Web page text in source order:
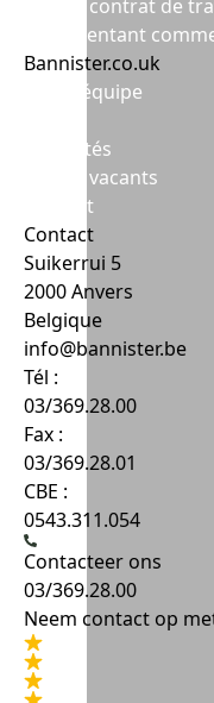
Le bon contrat de
Représentant
Bannister.co.uk
Notre équipe
Actualités
Postes vacants
Contact
Contact
Suikerrui 5
2000 Anvers
Belgique
info@bannister.be
Tél :
03/369.28.00
Fax :
03/369.28.01
CBE :
0543.311.054
Contacteer ons
03/369.28.00
Neem contact op